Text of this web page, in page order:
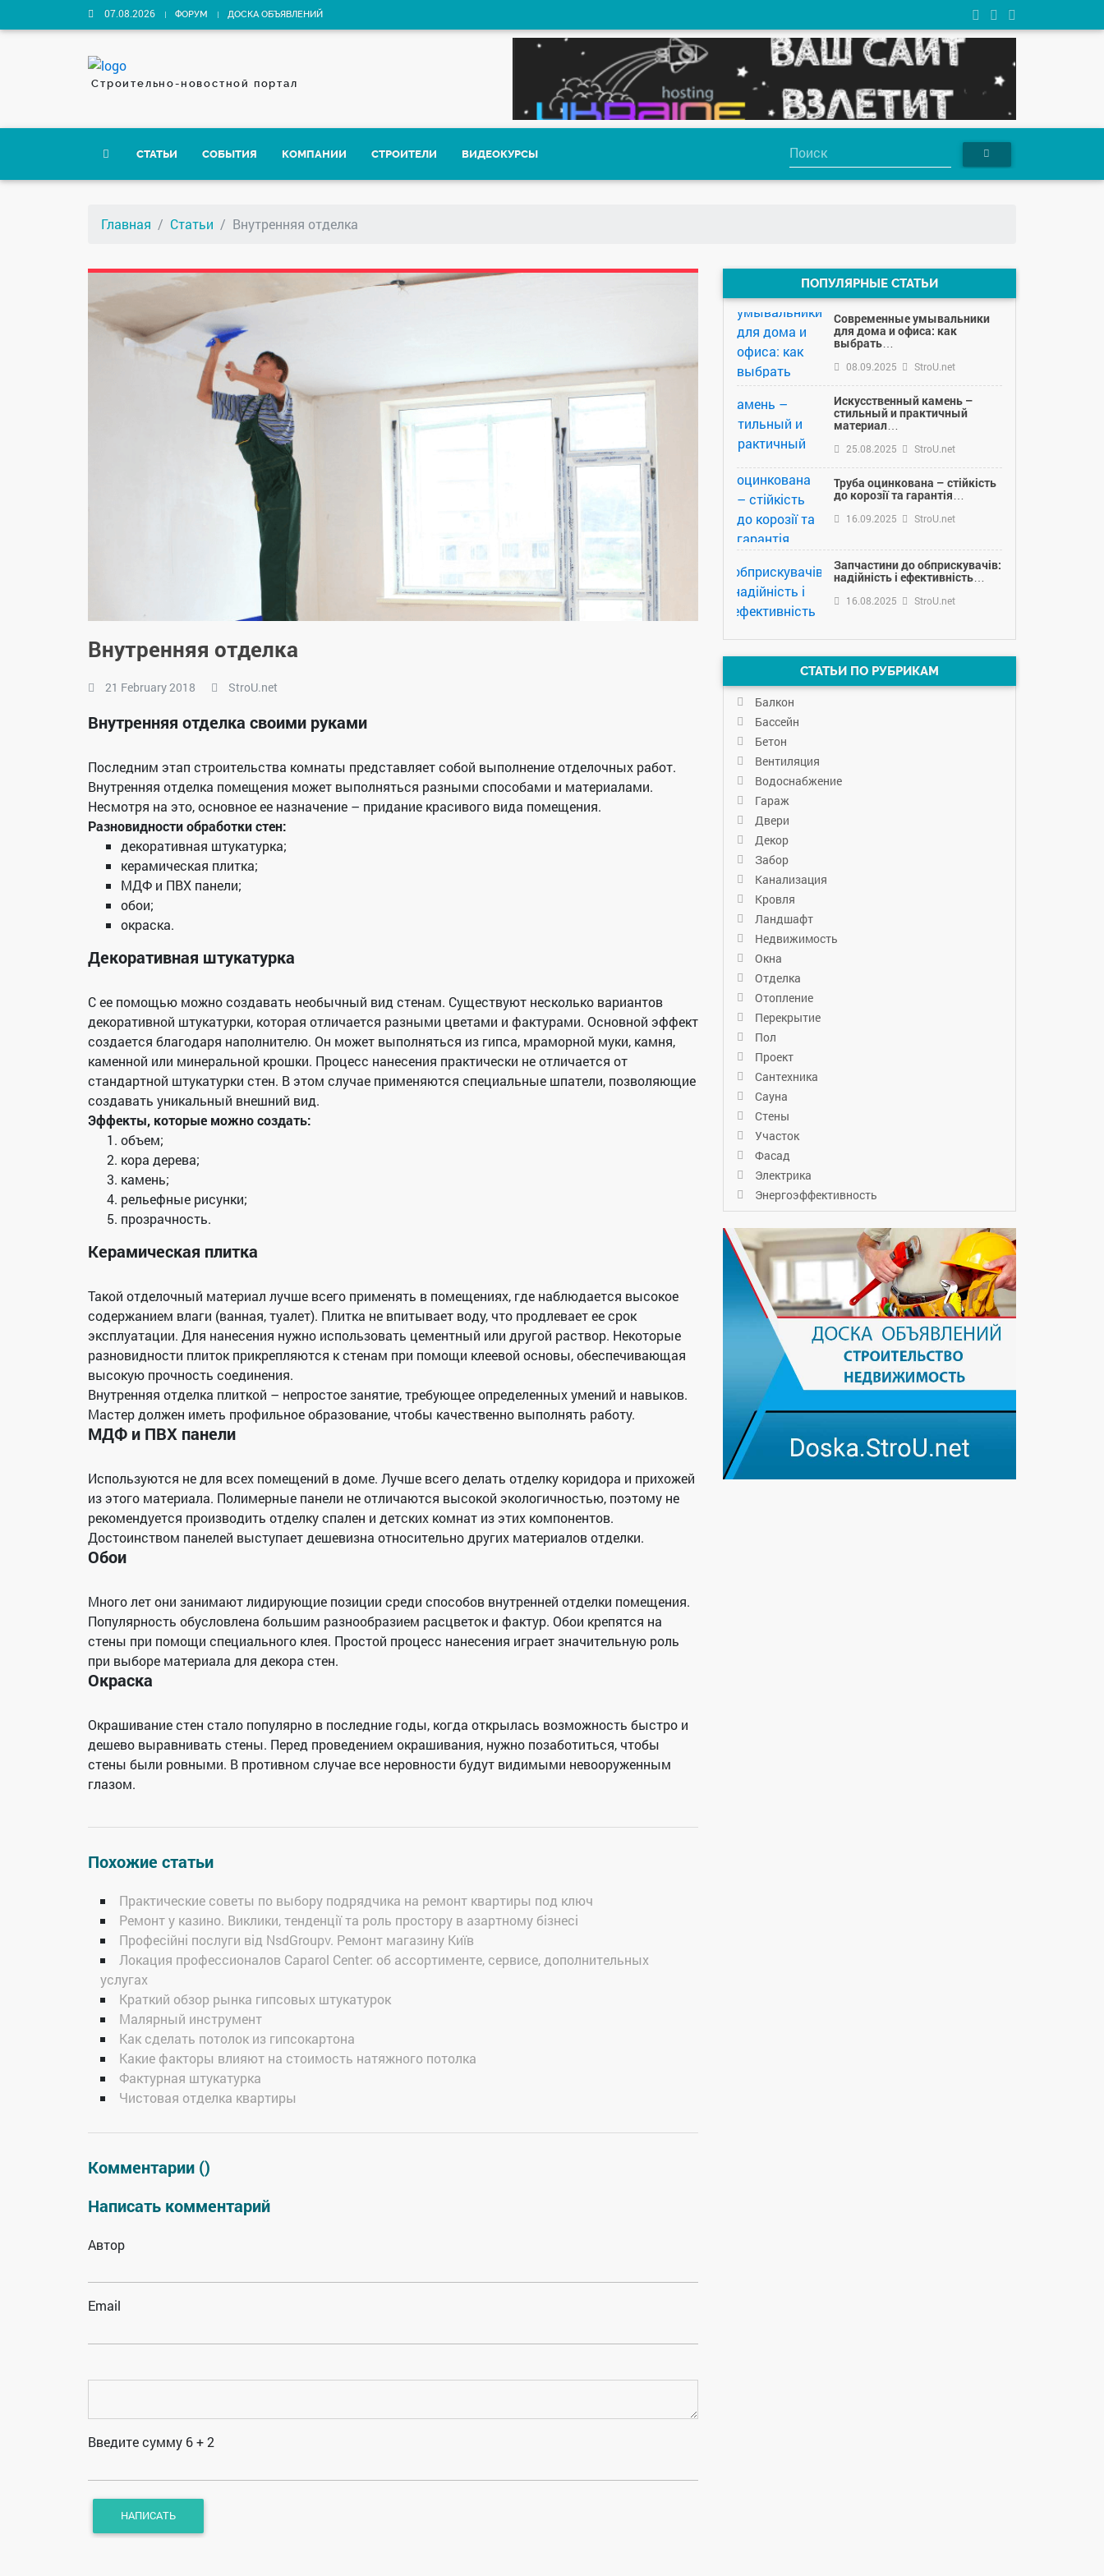
07.08.2026 ФОРУМ ДОСКА ОБЪЯВЛЕНИЙ
Строительно-новостной портал
СТАТЬИ СОБЫТИЯ КОМПАНИИ СТРОИТЕЛИ ВИДЕОКУРСЫ
Главная Статьи Внутренняя отделка
Внутренняя отделка
21 February 2018 StroU.net
Внутренняя отделка своими руками
Последним этап строительства комнаты представляет собой выполнение отделочных работ.
Внутренняя отделка помещения может выполняться разными способами и материалами.
Несмотря на это, основное ее назначение – придание красивого вида помещения.
Разновидности обработки стен:
декоративная штукатурка;
керамическая плитка;
МДФ и ПВХ панели;
обои;
окраска.
Декоративная штукатурка
С ее помощью можно создавать необычный вид стенам. Существуют несколько вариантов
декоративной штукатурки, которая отличается разными цветами и фактурами. Основной эффект
создается благодаря наполнителю. Он может выполняться из гипса, мраморной муки, камня,
каменной или минеральной крошки. Процесс нанесения практически не отличается от
стандартной штукатурки стен. В этом случае применяются специальные шпатели, позволяющие
создавать уникальный внешний вид.
Эффекты, которые можно создать:
объем;
кора дерева;
камень;
рельефные рисунки;
прозрачность.
Керамическая плитка
Такой отделочный материал лучше всего применять в помещениях, где наблюдается высокое
содержанием влаги (ванная, туалет). Плитка не впитывает воду, что продлевает ее срок
эксплуатации. Для нанесения нужно использовать цементный или другой раствор. Некоторые
разновидности плиток прикрепляются к стенам при помощи клеевой основы, обеспечивающая
высокую прочность соединения.
Внутренняя отделка плиткой – непростое занятие, требующее определенных умений и навыков.
Мастер должен иметь профильное образование, чтобы качественно выполнять работу.
МДФ и ПВХ панели
Используются не для всех помещений в доме. Лучше всего делать отделку коридора и прихожей
из этого материала. Полимерные панели не отличаются высокой экологичностью, поэтому не
рекомендуется производить отделку спален и детских комнат из этих компонентов.
Достоинством панелей выступает дешевизна относительно других материалов отделки.
Обои
Много лет они занимают лидирующие позиции среди способов внутренней отделки помещения.
Популярность обусловлена большим разнообразием расцветок и фактур. Обои крепятся на
стены при помощи специального клея. Простой процесс нанесения играет значительную роль
при выборе материала для декора стен.
Окраска
Окрашивание стен стало популярно в последние годы, когда открылась возможность быстро и
дешево выравнивать стены. Перед проведением окрашивания, нужно позаботиться, чтобы
стены были ровными. В противном случае все неровности будут видимыми невооруженным
глазом.
Похожие статьи
Практические советы по выбору подрядчика на ремонт квартиры под ключ
Ремонт у казино. Виклики, тенденції та роль простору в азартному бізнесі
Професійні послуги від NsdGroupv. Ремонт магазину Київ
Локация профессионалов Caparol Center: об ассортименте, сервисе, дополнительных
услугах
Краткий обзор рынка гипсовых штукатурок
Малярный инструмент
Как сделать потолок из гипсокартона
Какие факторы влияют на стоимость натяжного потолка
Фактурная штукатурка
Чистовая отделка квартиры
Комментарии ()
Написать комментарий
Автор
Email
Введите сумму 6 + 2
ПОПУЛЯРНЫЕ СТАТЬИ
Современные умывальники
для дома и офиса: как
выбрать…
08.09.2025 StroU.net
Искусственный камень –
стильный и практичный
материал…
25.08.2025 StroU.net
Труба оцинкована – стійкість
до корозії та гарантія…
16.09.2025 StroU.net
Запчастини до обприскувачів:
надійність і ефективність…
16.08.2025 StroU.net
СТАТЬИ ПО РУБРИКАМ
Балкон
Бассейн
Бетон
Вентиляция
Водоснабжение
Гараж
Двери
Декор
Забор
Канализация
Кровля
Ландшафт
Недвижимость
Окна
Отделка
Отопление
Перекрытие
Пол
Проект
Сантехника
Сауна
Стены
Участок
Фасад
Электрика
Энергоэффективность